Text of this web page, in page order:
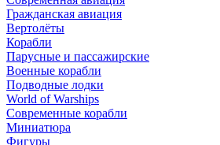
Гражданская авиация
Вертолёты
Корабли
Парусные и пассажирские
Военные корабли
Подводные лодки
World of Warships
Современные корабли
Миниатюра
Фигуры